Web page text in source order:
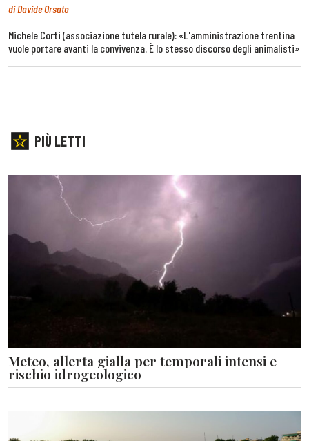
di Davide Orsato
Michele Corti (associazione tutela rurale): «L'amministrazione trentina
vuole portare avanti la convivenza. È lo stesso discorso degli animalisti»
PIÙ LETTI
Meteo, allerta gialla per temporali intensi e
rischio idrogeologico